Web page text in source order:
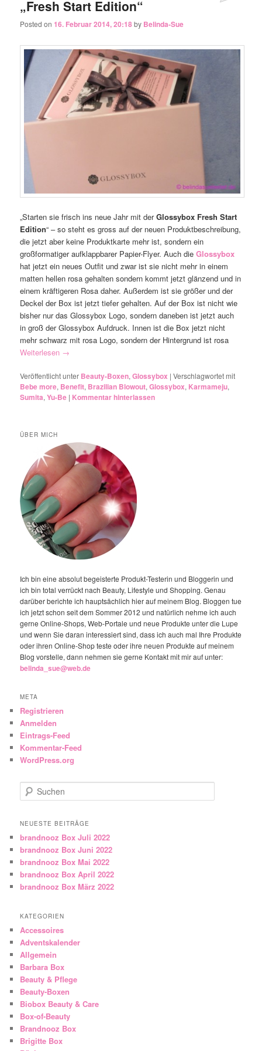
„Fresh Start Edition“
Posted on16. Februar 2014, 20:18by Belinda-Sue
„Starten sie frisch ins neue Jahr mit derGlossybox Fresh Start
Edition“ – so steht es gross auf der neuen Produktbeschreibung,
die jetzt aber keine Produktkarte mehr ist, sondern ein
großformatiger aufklappbarer Papier-Flyer. Auch dieGlossybox
hat jetzt ein neues Outfit und zwar ist sie nicht mehr in einem
matten hellen rosa gehalten sondern kommt jetzt glänzend und in
einem kräftigeren Rosa daher. Außerdem ist sie größer und der
Deckel der Box ist jetzt tiefer gehalten. Auf der Box ist nicht wie
bisher nur das Glossybox Logo, sondern daneben ist jetzt auch
in groß der Glossybox Aufdruck. Innen ist die Box jetzt nicht
mehr schwarz mit rosa Logo, sondern der Hintergrund ist rosa
Weiterlesen →
Veröffentlicht unter Beauty-Boxen,Glossybox |Verschlagwortet mit
Bebe more, Benefit, Brazilian Blowout,Glossybox, Karmameju,
Sumita,Yu-Be | Kommentar hinterlassen
ÜBER MICH
Ich bin eine absolut begeisterte Produkt-Testerin und Bloggerin und
ich bin total verrückt nach Beauty, Lifestyle und Shopping. Genau
darüber berichte ich hauptsächlich hier auf meinem Blog. Bloggen tue
ich jetzt schon seit dem Sommer 2012 und natürlich nehme ich auch
gerne Online-Shops, Web-Portale und neue Produkte unter die Lupe
und wenn Sie daran interessiert sind, dass ich auch mal Ihre Produkte
oder ihren Online-Shop teste oder ihre neuen Produkte auf meinem
Blog vorstelle, dann nehmen sie gerne Kontakt mit mir auf unter:
belinda_sue@web.de
META
Registrieren
Anmelden
Eintrags-Feed
Kommentar-Feed
WordPress.org
Suchen
NEUESTE BEITRÄGE
brandnooz Box Juli 2022
brandnooz Box Juni 2022
brandnooz Box Mai 2022
brandnooz Box April 2022
brandnooz Box März 2022
KATEGORIEN
Accessoires
Adventskalender
Allgemein
Barbara Box
Beauty & Pflege
Beauty-Boxen
Biobox Beauty & Care
Box-of-Beauty
Brandnooz Box
Brigitte Box